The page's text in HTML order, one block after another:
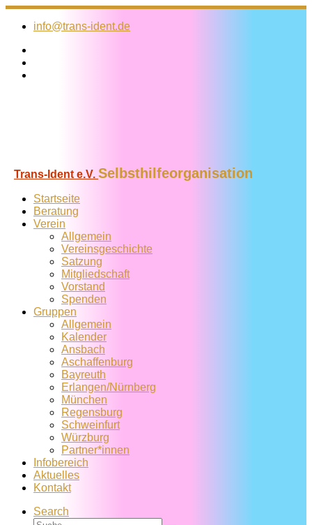
Zum
Inhalt
info@trans-ident.de
Trans-Ident e.V. Selbsthilfeorganisation
Startseite
Beratung
Verein
Allgemein
Vereins­geschichte
Satzung
Mitglied­schaft
Vorstand
Spenden
Gruppen
Allgemein
Kalender
Ansbach
Aschaffenburg
Bayreuth
Erlangen/Nürnberg
München
Regensburg
Schweinfurt
Würzburg
Partner*innen
Infobereich
Aktuelles
Kontakt
Search